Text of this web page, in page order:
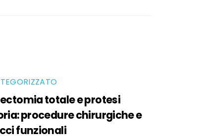
totale e protesi
procedure chirurgiche e
funzionali